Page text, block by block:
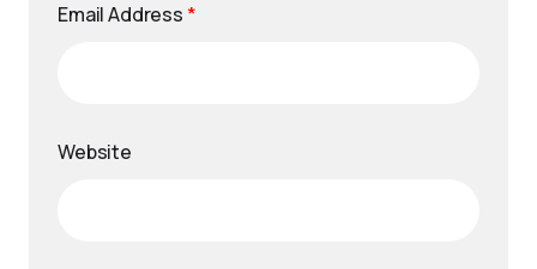
Email Address *
Website